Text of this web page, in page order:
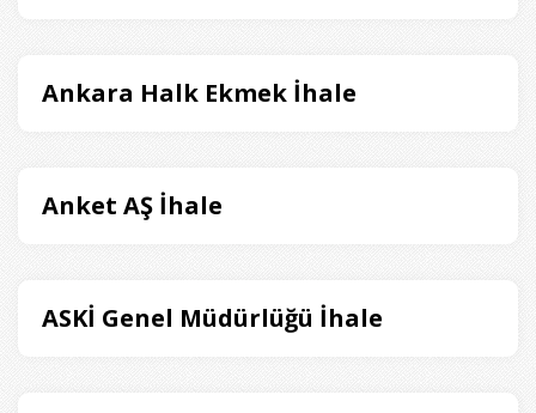
Ankara Halk Ekmek İhale
Anket AŞ İhale
ASKİ Genel Müdürlüğü İhale